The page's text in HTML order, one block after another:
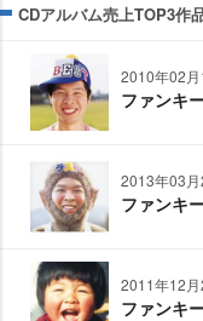
CDアルバム売上TOP3作
2010年02
ファンキ
2013年03
ファンキ
2011年12
ファンキ